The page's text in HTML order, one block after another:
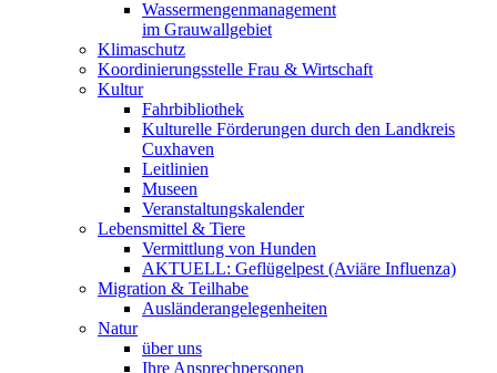
Wassermengenmanagement
im Grauwallgebiet
Klimaschutz
Koordinierungsstelle Frau & Wirtschaft
Kultur
Fahrbibliothek
Kulturelle Förderungen durch den Landkreis
Cuxhaven
Leitlinien
Museen
Veranstaltungskalender
Lebensmittel & Tiere
Vermittlung von Hunden
AKTUELL: Geflügelpest (Aviäre Influenza)
Migration & Teilhabe
Ausländerangelegenheiten
Natur
über uns
Ihre Ansprechpersonen